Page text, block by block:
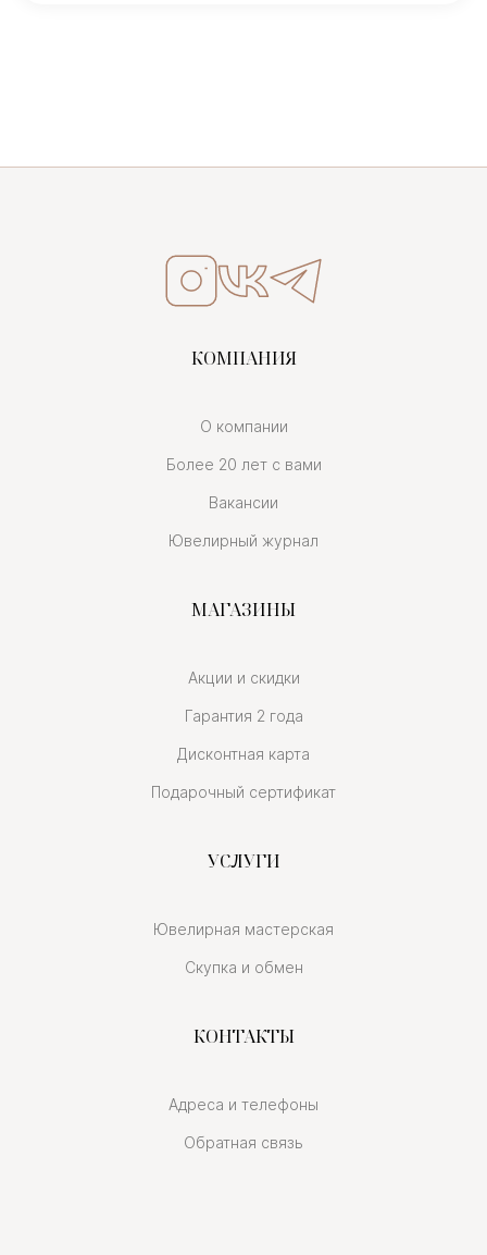
КОМПАНИЯ
О компании
Более 20 лет с вами
Вакансии
Ювелирный журнал
МАГАЗИНЫ
Акции и скидки
Гарантия 2 года
Дисконтная карта
Подарочный сертификат
УСЛУГИ
Ювелирная мастерская
Скупка и обмен
КОНТАКТЫ
Адреса и телефоны
Обратная связь